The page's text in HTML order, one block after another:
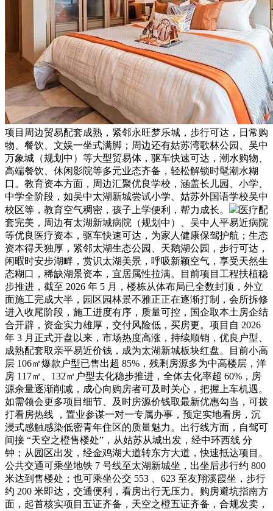
项目周边贸易配套成熟，紧邻永旺梦乐城，步行可达，日常购
物、餐饮、文娱一坐式满脚；周边还有姑苏湾歌林公园、吴中
万象城（规划中）等大型贸易体，驱车快速可达，潮水购物、
高端餐饮、休闲影院等多元业态齐备，轻松解锁时髦潮水糊
口。教育资本方面，周边汇聚优良学校，涵盖长儿园、小学、
中学全阶段，如吴中太湖新城尝试小学、姑苏外国语学校吴中
校区等，教育空气稠密，孩子上学便利，帮力成长。
医疗配
套完美，周边有太湖新城病院（规划中）、吴中人平易近病院
等优良医疗资本，驱车快速可达，为家人健康保驾护航；生态
资本得天独厚，紧邻太湖生态公园、天鹅湖公园，步行可达，
闲暇时安步湖畔，赏识太湖美景，呼吸新颖空气，享受天然生
态糊口，稀缺湖景资本，宜居属性拉满。目前项目工程扶植稳
步推进，截至 2026 年 5 月，楼栋从体布局已全数封顶，外立
面施工完成大半，园区园林景不雅正正在逐渐打制，会所拆修
进入收尾阶段，施工进度有序，质量可控，国企取本土房企结
合开辟，资金实力雄厚，交付风险低，买房更。项目自 2026
年 3 月正式开盘以来，市场热度高涨，持续顺销，优良户型、
成熟配套取亲平易近价钱，成为太湖新城板块红盘。目前小高
层 106㎡爆款户型已售出超 85%，残剩房源多为中高楼层，洋
房 117㎡、132㎡户型去化稳步推进，全体去化率超 60%，房
源余量逐渐削减，成心向购房者可及时关心，把握上车机遇。
如需领会更多项目细节、及时房源价钱取最新优惠勾当，可拨
打看房热线 ，置业参谋一对一专属办事，预定实地看房，沉
浸式感触感染低密青年住区的质量魅力。出行线方面，自驾可
间接 “天空之橙售楼处”，从姑苏从城出发，经中环西线 分
钟；从园区出发，经金鸡湖大道转东方大道，快速抵达项目。
公共交通可乘坐地铁 7 号线至太湖新城坐，出坐后步行约 800
米达到售楼处；也可乘坐公交 553 、623 至友翔溪霞坐，步行
约 200 米即达，交通便利，看房出行无压力。购房避坑指南方
面，起首核实项目五证齐备，天空之橙五证齐备，合规发卖，